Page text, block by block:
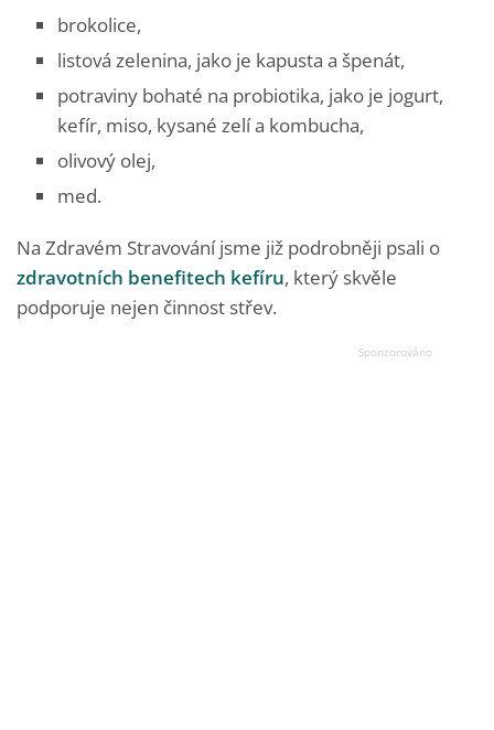
brokolice,
listová zelenina, jako je kapusta a špenát,
potraviny bohaté na probiotika, jako je jogurt,
kefír, miso, kysané zelí a kombucha,
olivový olej,
med.
Na Zdravém Stravování jsme již podrobněji psali o
zdravotních benefitech kefíru, který skvěle
podporuje nejen činnost střev.